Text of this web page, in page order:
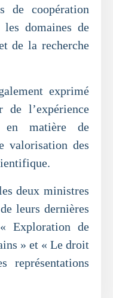
de coopération
domaines de
de la recherche
exprimé
de l’expérience
en matière de
valorisation des
deux ministres
leurs dernières
Exploration de
» et « Le droit
représentations